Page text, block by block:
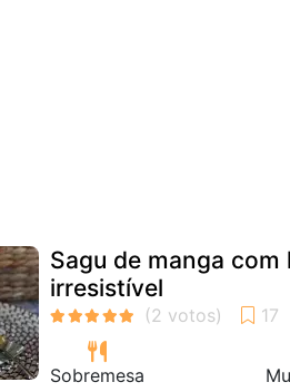
Sagu de manga
irresistível
Sobremesa